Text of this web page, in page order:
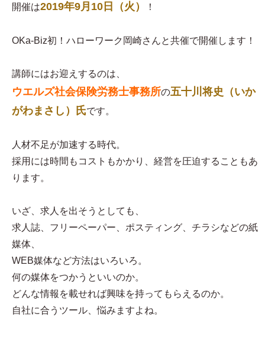
開催は2019年9月10日（火） ！
OKa-Biz初！ハローワーク岡崎さんと共催で開催します！
講師にはお迎えするのは、
ウエルズ社会保険労務士事務所の五十川将史（いか
がわまさし）氏です。
人材不足が加速する時代。
採用には時間もコストもかかり、経営を圧迫することもあ
ります。
いざ、求人を出そうとしても、
求人誌、フリーペーパー、ポスティング、チラシなどの紙
媒体、
WEB媒体など方法はいろいろ。
何の媒体をつかうといいのか。
どんな情報を載せれば興味を持ってもらえるのか。
自社に合うツール、悩みますよね。